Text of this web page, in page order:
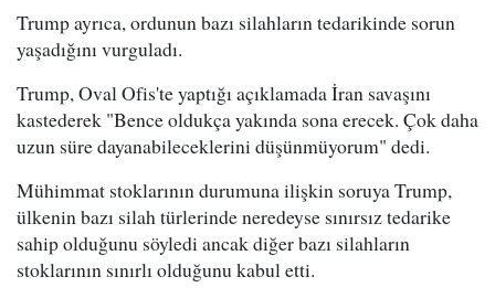
Trump ayrıca, ordunun bazı silahların tedarikinde sorun
yaşadığını vurguladı.
Trump, Oval Ofis'te yaptığı açıklamada İran savaşını
kastederek "Bence oldukça yakında sona erecek. Çok daha
uzun süre dayanabileceklerini düşünmüyorum" dedi.
Mühimmat stoklarının durumuna ilişkin soruya Trump,
ülkenin bazı silah türlerinde neredeyse sınırsız tedarike
sahip olduğunu söyledi ancak diğer bazı silahların
stoklarının sınırlı olduğunu kabul etti.